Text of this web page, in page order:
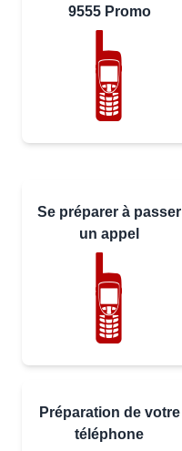
9555 Promo
Se préparer à passer
un appel
Préparation de votre
téléphone